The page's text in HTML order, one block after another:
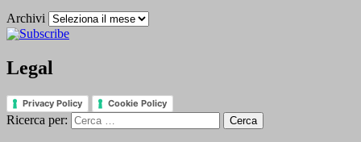
Archivi
Legal
Privacy Policy Cookie Policy
Ricerca per: